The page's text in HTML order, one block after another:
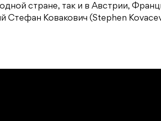
стране, так и в Австрии,
Стефан Ковакович (Stephen